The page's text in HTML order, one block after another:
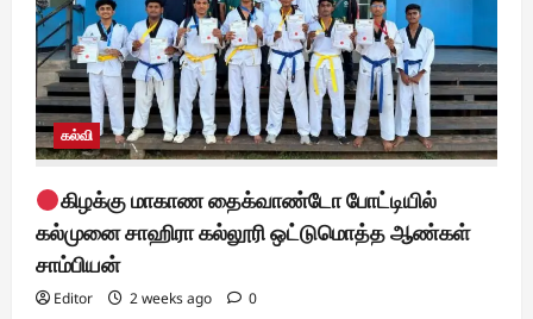
கல்வி
கிழக்கு மாகாண தைக்வாண்டோ போட்டியில்
கல்முனை சாஹிரா கல்லூரி ஒட்டுமொத்த ஆண்கள்
சாம்பியன்
Editor 2 weeks ago 0